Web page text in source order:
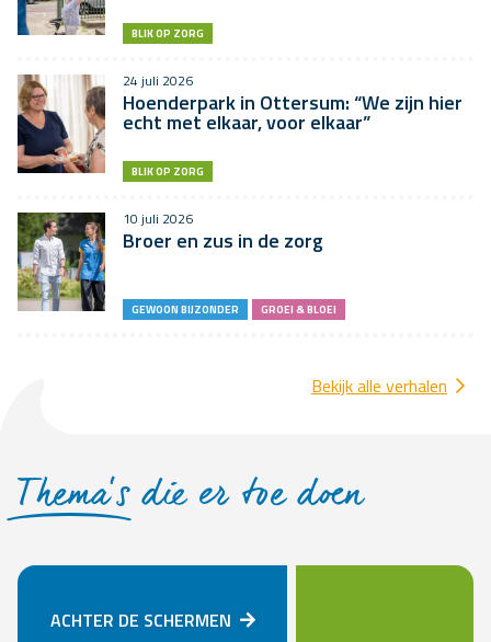
BLIK OP ZORG
24 juli 2026
Hoenderpark in Ottersum: “We zijn hier
echt met elkaar, voor elkaar”
BLIK OP ZORG
10 juli 2026
Broer en zus in de zorg
GEWOON BIJZONDER GROEI & BLOEI
Bekijk alle verhalen
Thema’sdie er toe doen
ACHTER DE SCHERMEN